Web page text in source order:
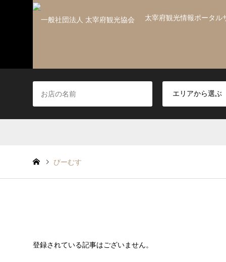
太宰府観光情報ポータル
びーむす
登録されている記事はございません。